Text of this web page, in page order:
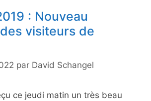
: Nouveau
visiteurs de
par David Schangel
ce jeudi matin un très beau